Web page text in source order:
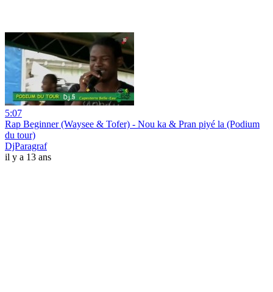
5:07
Rap Beginner (Waysee & Tofer) - Nou ka & Pran piyé la (Podium
du tour)
DjParagraf
il y a 13 ans